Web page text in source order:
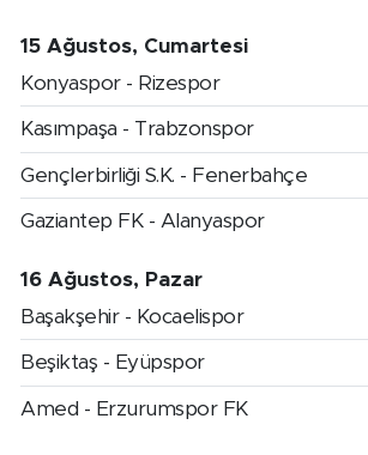
15 Ağustos, Cumartesi
Konyaspor - Rizespor
Kasımpaşa - Trabzonspor
Gençlerbirliği S.K. - Fenerbahçe
Gaziantep FK - Alanyaspor
16 Ağustos, Pazar
Başakşehir - Kocaelispor
Beşiktaş - Eyüpspor
Amed - Erzurumspor FK